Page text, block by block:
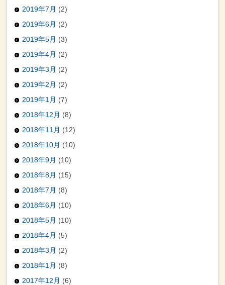
2019年7月 (2)
2019年6月 (2)
2019年5月 (3)
2019年4月 (2)
2019年3月 (2)
2019年2月 (2)
2019年1月 (7)
2018年12月 (8)
2018年11月 (12)
2018年10月 (10)
2018年9月 (10)
2018年8月 (15)
2018年7月 (8)
2018年6月 (10)
2018年5月 (10)
2018年4月 (5)
2018年3月 (2)
2018年1月 (8)
2017年12月 (6)